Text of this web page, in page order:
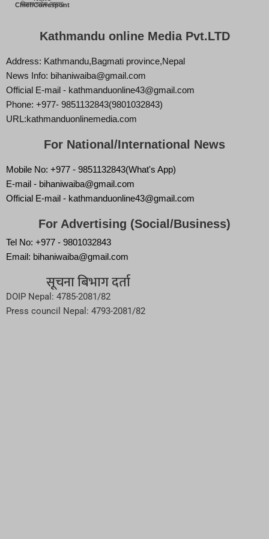
Chief/Correspont
बिज्ञान वाईबा (ममता)
Kathmandu online Media Pvt.LTD
Address: Kathmandu,Bagmati province,Nepal
News Info: bihaniwaiba@gmail.com
Official E-mail - kathmanduonline43@gmail.com
Phone: +977- 9851132843(9801032843)
URL:kathmanduonlinemedia.com
For National/International News
Mobile No: +977 - 9851132843(What's App)
E-mail - bihaniwaiba@gmail.com
Official E-mail - kathmanduonline43@gmail.com
For Advertising (Social/Business)
Tel No: +977 - 9801032843
Email: bihaniwaiba@gmail.com
सूचना बिभाग दर्ता
DOIP Nepal: 4785-2081/82
Press council Nepal: 4793-2081/82